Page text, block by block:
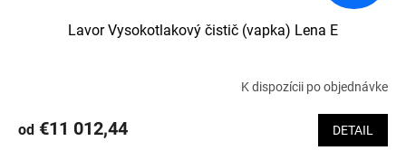
Lavor Vysokotlakový čistič (vapka) Lena E
K dispozícii po objednávke
od €11 012,44 DETAIL